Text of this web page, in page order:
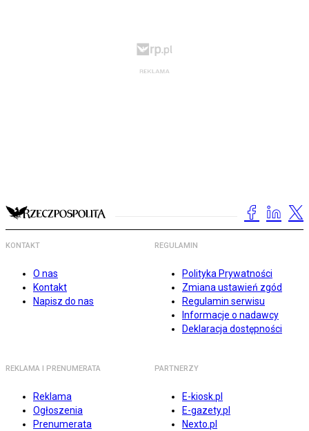
KONTAKT
O nas
Kontakt
Napisz do nas
REGULAMIN
Polityka Prywatności
Zmiana ustawień zgód
Regulamin serwisu
Informacje o nadawcy
Deklaracja dostępności
REKLAMA I PRENUMERATA
Reklama
Ogłoszenia
Prenumerata
PARTNERZY
E-kiosk.pl
E-gazety.pl
Nexto.pl